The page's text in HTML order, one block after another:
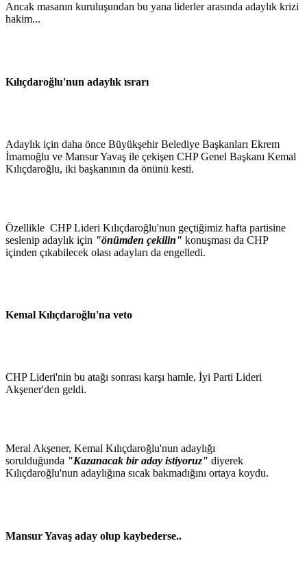
Ancak masanın kuruluşundan bu yana liderler arasında adaylık krizi
hakim...
Kılıçdaroğlu'nun adaylık ısrarı
Adaylık için daha önce Büyükşehir Belediye Başkanları Ekrem
İmamoğlu ve Mansur Yavaş ile çekişen CHP Genel Başkanı Kemal
Kılıçdaroğlu, iki başkanının da önünü kesti.
Özellikle CHP Lideri Kılıçdaroğlu'nun geçtiğimiz hafta partisine
seslenip adaylık için "önümden çekilin" konuşması da CHP
içinden çıkabilecek olası adayları da engelledi.
Kemal Kılıçdaroğlu'na veto
CHP Lideri'nin bu atağı sonrası karşı hamle, İyi Parti Lideri
Akşener'den geldi.
Meral Akşener, Kemal Kılıçdaroğlu'nun adaylığı
sorulduğunda "Kazanacak bir aday istiyoruz" diyerek
Kılıçdaroğlu'nun adaylığına sıcak bakmadığını ortaya koydu.
Mansur Yavaş aday olup kaybederse..